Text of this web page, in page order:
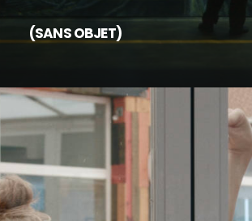
RECHERCHE
(SANS OBJET)